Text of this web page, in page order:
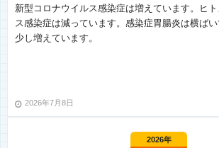
新型コロナウイルス感染症は増えています。ヒ
ス感染症は減っています。感染症胃腸炎は横ば
少し増えています。
2026年7月8日
2026年